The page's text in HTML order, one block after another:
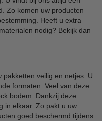
Zo komen uw producten
Heeft u extra
nodig? Bekijk dan
pakketten veilig en netjes. U
formaten. Veel van deze
bodem. Dankzij deze
in elkaar. Zo pakt u uw
goed beschermd tijdens